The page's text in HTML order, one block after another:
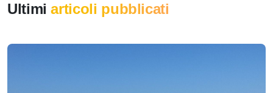
Ultimiarticoli pubblicati